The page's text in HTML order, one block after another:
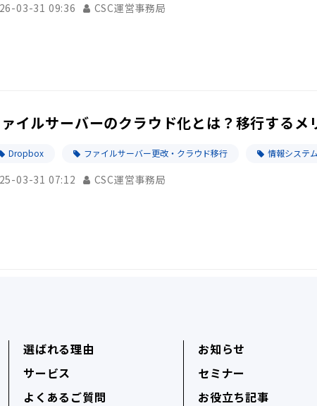
03-31 09:36 CSC運営事務局
イルサーバーのクラウド化とは？移行する
Dropbox ファイルサーバー更改・クラウド移行 情報システ
03-31 07:12 CSC運営事務局
選ばれる理由
サービス
よくあるご質問
お知らせ
セミナー
お役立ち記事